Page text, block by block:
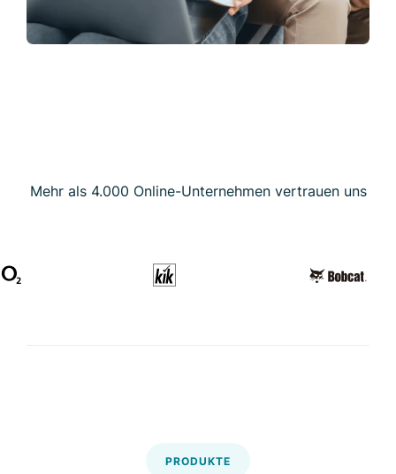
Mehr als 4.000 Online-Unternehmen vertrauen uns
PRODUKTE